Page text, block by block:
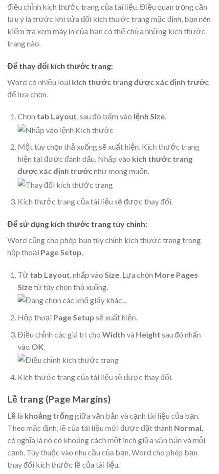
điều chỉnh kích thước trang của tài liệu. Điều quan trọng cần
lưu ý là trước khi sửa đổi kích thước trang mặc định, bạn nên
kiểm tra xem máy in của bạn có thể chứa những kích thước
trang nào.
Để thay đổi kích thước trang:
Word có nhiều loại kích thước trang được xác định trước
để lựa chọn.
Chọn tab Layout, sau đó bấm vào lệnh Size.
Một tùy chọn thả xuống sẽ xuất hiện. Kích thước trang
hiện tại được đánh dấu. Nhấp vào kích thước trang
được xác định trướcnhư mong muốn.
Kích thước trang của tài liệu sẽ được thay đổi.
Để sử dụng kích thước trang tùy chỉnh:
Word cũng cho phép bạn tùy chỉnh kích thước trang trong
hộp thoại Page Setup.
Từ tab Layout, nhấp vào Size. Lựa chọn More Pages
Sizetừ tùy chọn thả xuống.
Hộp thoại Page Setup sẽ xuất hiện.
Điều chỉnh các giá trị cho Width và Height sau đó nhấn
vào OK
Kích thước trang của tài liệu sẽ được thay đổi.
Lề trang (Page Margins)
Lề là khoảng trốnggiữa văn bản và cạnh tài liệu của bạn.
Theo mặc định, lề của tài liệu mới được đặt thành Normal,
có nghĩa là nó có khoảng cách một inch giữa văn bản và mỗi
cạnh. Tùy thuộc vào nhu cầu của bạn, Word cho phép bạn
thay đổi kích thước lề của tài liệu.